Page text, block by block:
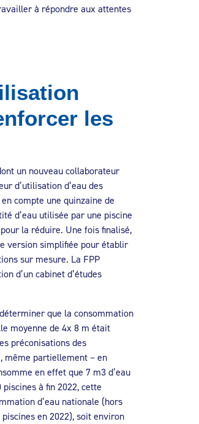
à répondre aux attentes
les
un nouveau collaborateur
d’utilisation d’eau des
compte une quinzaine de
d’eau utilisée par une piscine
la réduire. Une fois finalisé,
version simplifiée pour établir
sur mesure. La FPP
d’un cabinet d’études
que la consommation
moyenne de 4x 8 m était
préconisations des
même partiellement – en
en effet que 7 m3 d’eau
à fin 2022, cette
d’eau nationale (hors
en 2022), soit environ